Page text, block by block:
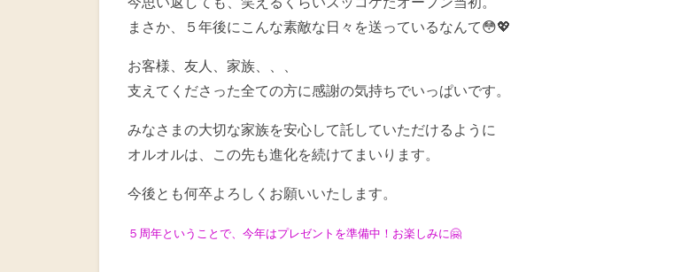
まさか、５年後にこんな素敵な日々を送っているなんて😳💖
お客様、友人、家族、、、
支えてくださった全ての方に感謝の気持ちでいっぱいです。
みなさまの大切な家族を安心して託していただけるように
オルオルは、この先も進化を続けてまいります。
今後とも何卒よろしくお願いいたします。
５周年ということで、今年はプレゼントを準備中！ お楽しみに🤗